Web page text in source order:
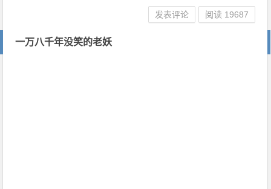
一万八千年没笑的老妖
发表评论 阅读 19687